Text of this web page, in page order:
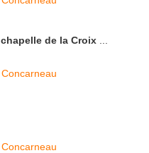
chapelle de la Croix